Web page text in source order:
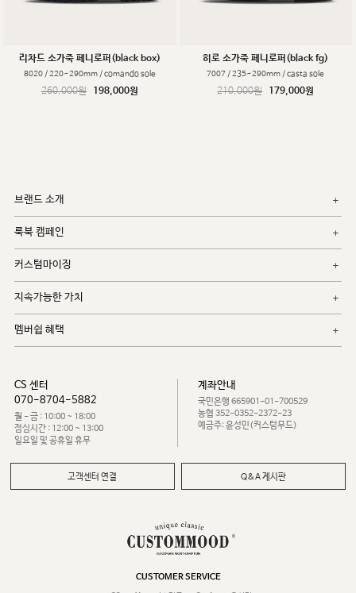
리차드 소가죽 페니로퍼(black box)
8020 / 220~290mm / comando sole
260,000원 198,000원
히로 소가죽 페니로퍼(black fg)
7007 / 235~290mm / casta sole
210,000원 179,000원
브랜드 소개
룩북 캠페인
커스텀마이징
지속가능한 가치
멤버쉽 혜택
CS 센터
070-8704-5882
월 - 금 : 10:00 ~ 18:00
점심시간 : 12:00 ~ 13:00
일요일 및 공휴일 휴무
계좌안내
국민은행 665901-01-700529
농협 352-0352-2372-23
예금주: 윤성민(커스텀무드)
고객센터 연결 Q&A 게시판
CUSTOMER SERVICE